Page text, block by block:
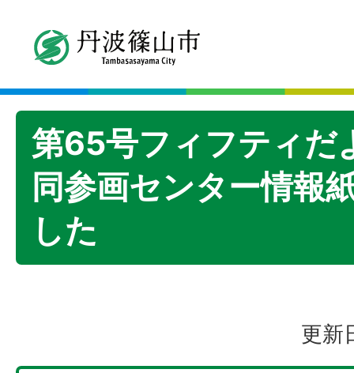
第65号フィフティだ
同参画センター情報
した
更新